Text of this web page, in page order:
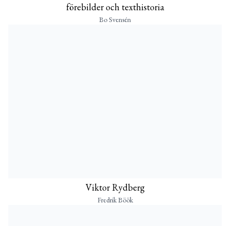
förebilder och texthistoria
Bo Svensén
Viktor Rydberg
Fredrik Böök